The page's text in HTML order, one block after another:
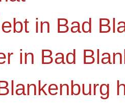
in Bad
in Bad